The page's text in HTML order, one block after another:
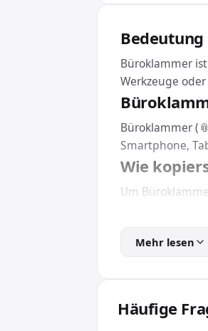
Büroklammer
Werkzeuge
Büroklammer
Smartphone,
Wie
Um
Eine
So wird das
Wofür wird
Mehr lesen
Häufige